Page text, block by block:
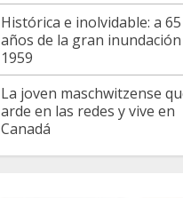
Histórica e inolvidable: a 65
años de la gran inundación
1959
La joven maschwitzense
arde en las redes y vive en
Canadá